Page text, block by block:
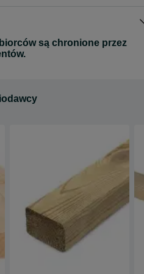
są chronione przez